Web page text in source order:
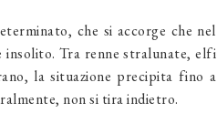
che si accorge che nel
insolito. Tra renne stralunate, elfi
la situazione precipita fino a
non si tira indietro.